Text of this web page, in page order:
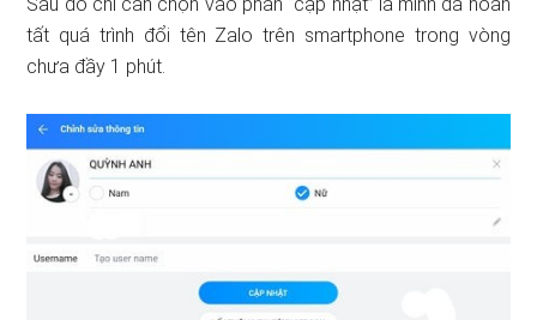
tất quá trình đổi tên Zalo trên smartphone trong vòng
chưa đầy 1 phút.